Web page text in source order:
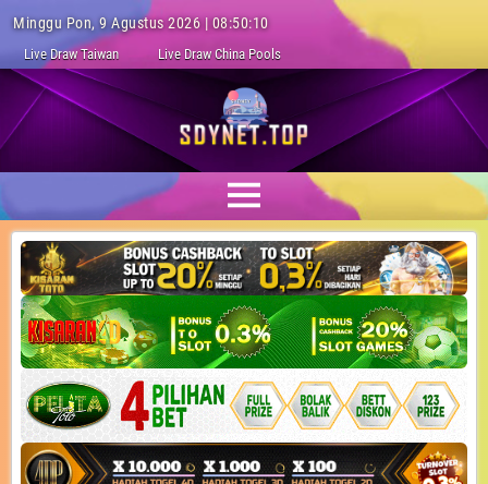
Minggu Pon, 9 Agustus 2026 | 08:50:10
Live Draw Taiwan Live Draw China Pools